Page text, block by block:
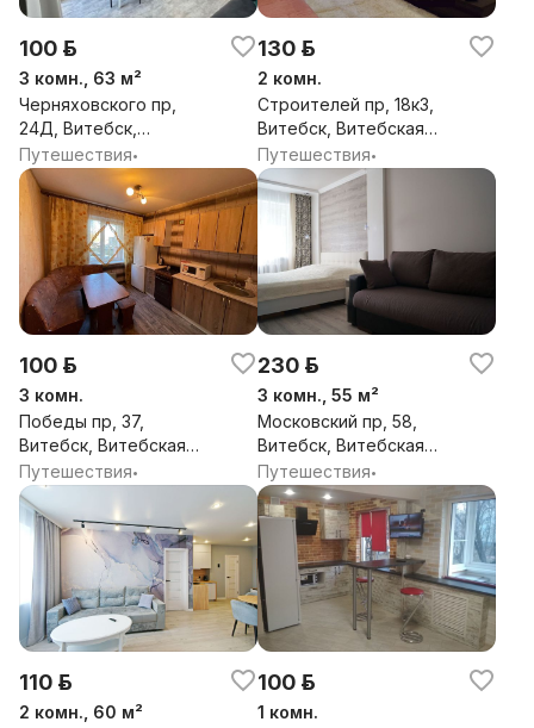
100 р.
3 комн., 63 м²
Черняховского пр,
24Д, Витебск,
Витебская обл.
Путешествия•
130 р.
2 комн.
Строителей пр, 18к3,
Витебск, Витебская
обл.
Путешествия•
100 р.
3 комн.
Победы пр, 37,
Витебск, Витебская
обл.
Путешествия•
230 р.
3 комн., 55 м²
Московский пр, 58,
Витебск, Витебская
обл.
Путешествия•
110 р.
2 комн., 60 м²
100 р.
1 комн.